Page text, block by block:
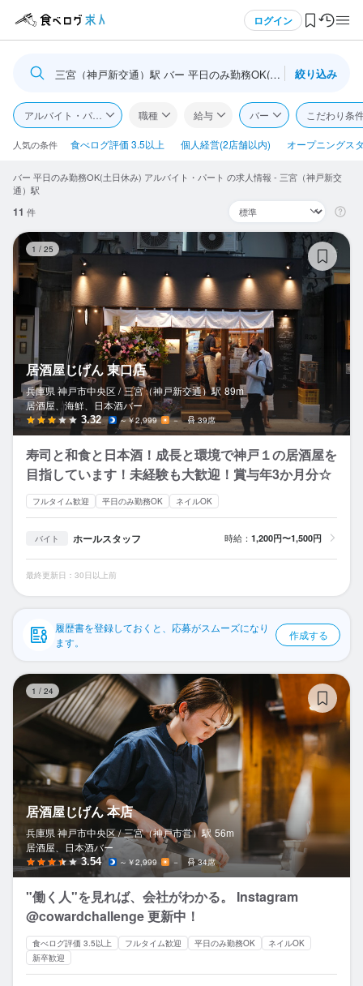
ログイン
ログイン・無料会員登録
食べログ求人TOP
求人検索
マイページ管理
閲覧履歴
気になる求人
検索履歴・保存した条件
応募履歴
WEB履歴書
ヘルプ・お問い合わせフォーム
掲載をご検討の店舗様へ
プライバシーポリシー
企業情報
三宮（神戸新交通）駅 バー 平日のみ勤務OK(土日休み)絞り込み
アルバイト・パート 職種 給与 バー こだわり条
人気の条件 食べログ評価 3.5以上 個人経営(2店舗以内) オープニングス
バー 平日のみ勤務OK(土日休み) アルバイト・パート の求人情報 - 三宮（神戸新交
通）駅
11 件
1 / 25
居酒屋じげん 東口店
兵庫県 神戸市中央区 / 三宮（神戸新交通）駅 89m
居酒屋、海鮮、日本酒バー
3.32 ～￥2,999 － 39席
寿司と和食と日本酒！成長と環境で神戸１の居酒屋を
目指しています！未経験も大歓迎！賞与年3か月分☆
フルタイム歓迎 平日のみ勤務OK ネイルOK
バイト ホールスタッフ 時給： 1,200円〜1,500円
最終更新日：30日以上前
履歴書を登録しておくと、応募がスムーズになり
ます。
作成する
1 / 24
居酒屋じげん 本店
兵庫県 神戸市中央区 / 三宮（神戸市営）駅 56m
居酒屋、日本酒バー
3.54 ～￥2,999 － 34席
"働く人"を見れば、会社がわかる。 Instagram
@cowardchallenge 更新中！
食べログ評価 3.5以上 フルタイム歓迎 平日のみ勤務OK
ネイルOK
新卒歓迎